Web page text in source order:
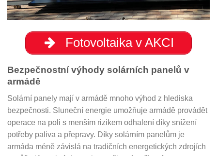
Fotovoltaika v AKCI
Bezpečnostní výhody solárních panelů v
armádě
Solární panely mají v armádě mnoho výhod z hlediska
bezpečnosti. Sluneční energie umožňuje armádě provádět
operace na poli s menším rizikem odhalení díky snížení
potřeby paliva a přepravy. Díky solárním panelům je
armáda méně závislá na tradičních energetických zdrojích